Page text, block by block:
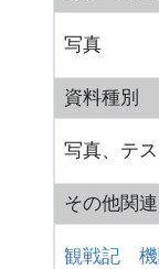
写真
資料種別
写真、テ
その他関
観戦記